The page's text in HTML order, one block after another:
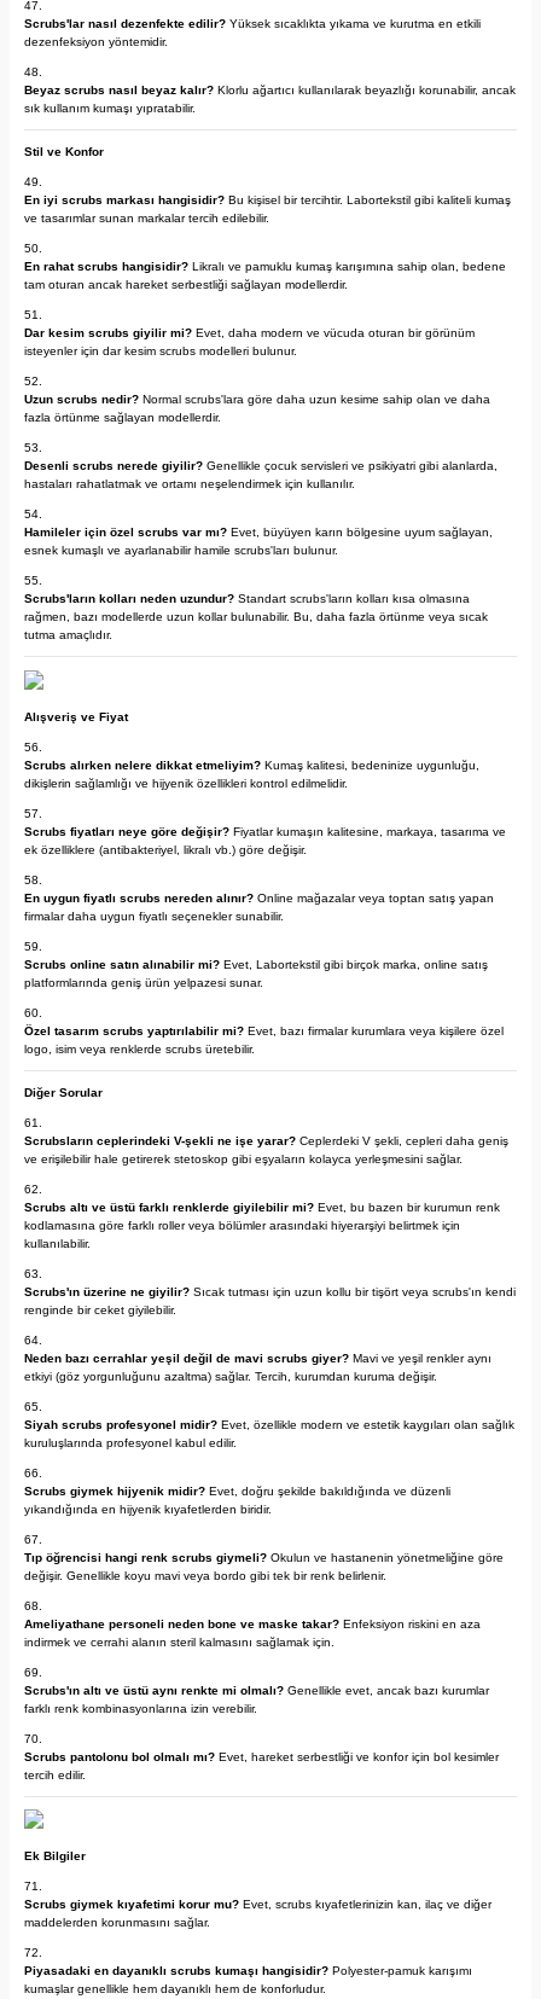
Scrubs'lar nasıl dezenfekte edilir? Yüksek sıcaklıkta yıkama ve kurutma en etkili
dezenfeksiyon yöntemidir.
Beyaz scrubs nasıl beyaz kalır? Klorlu ağartıcı kullanılarak beyazlığı korunabilir, ancak
sık kullanım kumaşı yıpratabilir.
Stil ve Konfor
En iyi scrubs markası hangisidir? Bu kişisel bir tercihtir. Labortekstil gibi kaliteli kumaş
ve tasarımlar sunan markalar tercih edilebilir.
En rahat scrubs hangisidir? Likralı ve pamuklu kumaş karışımına sahip olan, bedene
tam oturan ancak hareket serbestliği sağlayan modellerdir.
Dar kesim scrubs giyilir mi? Evet, daha modern ve vücuda oturan bir görünüm
isteyenler için dar kesim scrubs modelleri bulunur.
Uzun scrubs nedir? Normal scrubs'lara göre daha uzun kesime sahip olan ve daha
fazla örtünme sağlayan modellerdir.
Desenli scrubs nerede giyilir? Genellikle çocuk servisleri ve psikiyatri gibi alanlarda,
hastaları rahatlatmak ve ortamı neşelendirmek için kullanılır.
Hamileler için özel scrubs var mı? Evet, büyüyen karın bölgesine uyum sağlayan,
esnek kumaşlı ve ayarlanabilir hamile scrubs'ları bulunur.
Scrubs'ların kolları neden uzundur? Standart scrubs'ların kolları kısa olmasına
rağmen, bazı modellerde uzun kollar bulunabilir. Bu, daha fazla örtünme veya sıcak
tutma amaçlıdır.
Alışveriş ve Fiyat
Scrubs alırken nelere dikkat etmeliyim? Kumaş kalitesi, bedeninize uygunluğu,
dikişlerin sağlamlığı ve hijyenik özellikleri kontrol edilmelidir.
Scrubs fiyatları neye göre değişir? Fiyatlar kumaşın kalitesine, markaya, tasarıma ve
ek özelliklere (antibakteriyel, likralı vb.) göre değişir.
En uygun fiyatlı scrubs nereden alınır? Online mağazalar veya toptan satış yapan
firmalar daha uygun fiyatlı seçenekler sunabilir.
Scrubs online satın alınabilir mi? Evet, Labortekstil gibi birçok marka, online satış
platformlarında geniş ürün yelpazesi sunar.
Özel tasarım scrubs yaptırılabilir mi? Evet, bazı firmalar kurumlara veya kişilere özel
logo, isim veya renklerde scrubs üretebilir.
Diğer Sorular
Scrubsların ceplerindeki V-şekli ne işe yarar? Ceplerdeki V şekli, cepleri daha geniş
ve erişilebilir hale getirerek stetoskop gibi eşyaların kolayca yerleşmesini sağlar.
Scrubs altı ve üstü farklı renklerde giyilebilir mi? Evet, bu bazen bir kurumun renk
kodlamasına göre farklı roller veya bölümler arasındaki hiyerarşiyi belirtmek için
kullanılabilir.
Scrubs'ın üzerine ne giyilir? Sıcak tutması için uzun kollu bir tişört veya scrubs'ın kendi
renginde bir ceket giyilebilir.
Neden bazı cerrahlar yeşil değil de mavi scrubs giyer? Mavi ve yeşil renkler aynı
etkiyi (göz yorgunluğunu azaltma) sağlar. Tercih, kurumdan kuruma değişir.
Siyah scrubs profesyonel midir? Evet, özellikle modern ve estetik kaygıları olan sağlık
kuruluşlarında profesyonel kabul edilir.
Scrubs giymek hijyenik midir? Evet, doğru şekilde bakıldığında ve düzenli
yıkandığında en hijyenik kıyafetlerden biridir.
Tıp öğrencisi hangi renk scrubs giymeli? Okulun ve hastanenin yönetmeliğine göre
değişir. Genellikle koyu mavi veya bordo gibi tek bir renk belirlenir.
Ameliyathane personeli neden bone ve maske takar? Enfeksiyon riskini en aza
indirmek ve cerrahi alanın steril kalmasını sağlamak için.
Scrubs'ın altı ve üstü aynı renkte mi olmalı? Genellikle evet, ancak bazı kurumlar
farklı renk kombinasyonlarına izin verebilir.
Scrubs pantolonu bol olmalı mı? Evet, hareket serbestliği ve konfor için bol kesimler
tercih edilir.
Ek Bilgiler
Scrubs giymek kıyafetimi korur mu? Evet, scrubs kıyafetlerinizin kan, ilaç ve diğer
maddelerden korunmasını sağlar.
Piyasadaki en dayanıklı scrubs kumaşı hangisidir? Polyester-pamuk karışımı
kumaşlar genellikle hem dayanıklı hem de konforludur.